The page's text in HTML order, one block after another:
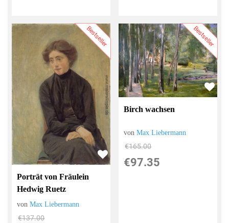
Bestseller
Porträt von Fräulein
Hedwig Ruetz
vonMax Liebermann
€137.00
Bestseller
Birch wachsen
vonMax Liebermann
€165.00
€97.35